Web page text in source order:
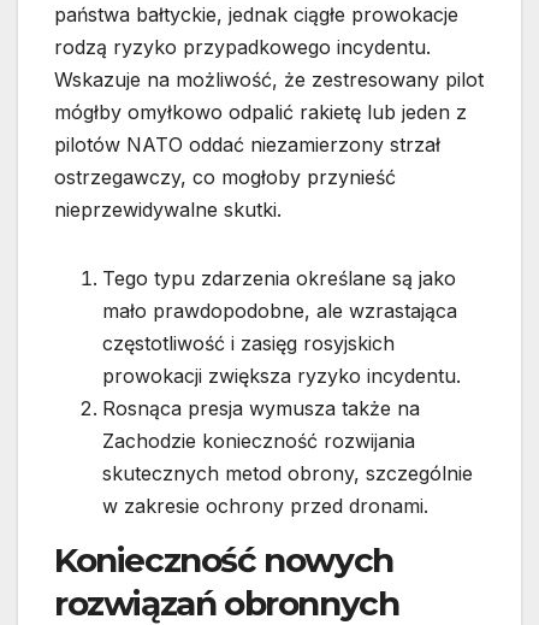
państwa bałtyckie, jednak ciągłe prowokacje
rodzą ryzyko przypadkowego incydentu.
Wskazuje na możliwość, że zestresowany pilot
mógłby omyłkowo odpalić rakietę lub jeden z
pilotów NATO oddać niezamierzony strzał
ostrzegawczy, co mogłoby przynieść
nieprzewidywalne skutki.
Tego typu zdarzenia określane są jako
mało prawdopodobne, ale wzrastająca
częstotliwość i zasięg rosyjskich
prowokacji zwiększa ryzyko incydentu.
Rosnąca presja wymusza także na
Zachodzie konieczność rozwijania
skutecznych metod obrony, szczególnie
w zakresie ochrony przed dronami.
Konieczność nowych
rozwiązań obronnych